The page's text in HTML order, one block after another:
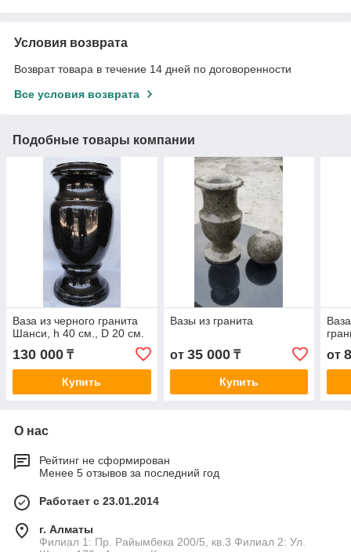
Условия возврата
Возврат товара в течение 14 дней по договоренности
Все условия возврата
Подобные товары компании
Ваза из черного гранита
Шанси, h 40 см., D 20 см.
130 000 ₸
Купить
Вазы из гранита
от 35 000₸
Купить
от
О нас
Рейтинг не сформирован
Менее 5 отзывов за последний год
Работает с 23.01.2014
г. Алматы
Филиал 1: Пр. Райымбека 200/5, кв.3 Филиал 2: Ул.